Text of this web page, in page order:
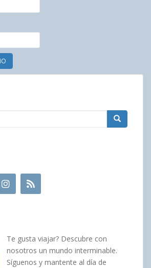
Te gusta viajar? Descubre con
nosotros un mundo interminable.
Síguenos y mantente al día de